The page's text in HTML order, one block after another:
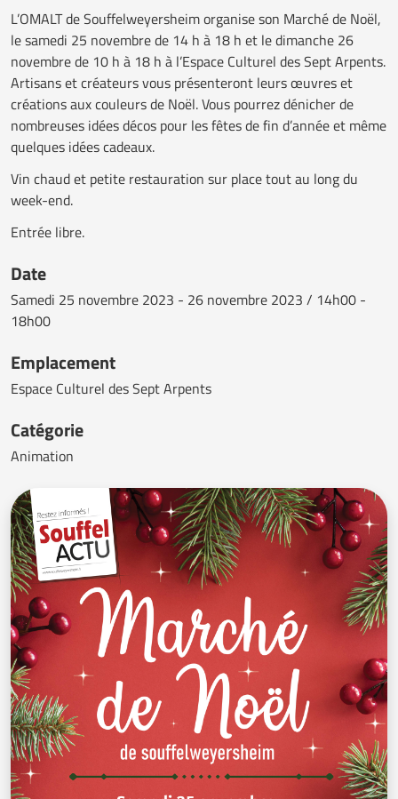
L’OMALT de Souffelweyersheim organise son Marché de Noël,
le samedi 25 novembre de 14 h à 18 h et le dimanche 26
novembre de 10 h à 18 h à l’Espace Culturel des Sept Arpents.
Artisans et créateurs vous présenteront leurs œuvres et
créations aux couleurs de Noël. Vous pourrez dénicher de
nombreuses idées décos pour les fêtes de fin d’année et même
quelques idées cadeaux.
Vin chaud et petite restauration sur place tout au long du
week-end.
Entrée libre.
Date
Samedi 25 novembre 2023 - 26 novembre 2023 / 14h00 -
18h00
Emplacement
Espace Culturel des Sept Arpents
Catégorie
Animation